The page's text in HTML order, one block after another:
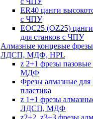
ER40 цанги
с ЧПУ
EOC25 (OZ25)
для станков с ЧПУ
Алмазные концевые фрезы
ЛДСП, МДФ, HPL
z 2+1 фрезы пазовые
МДФ
Фрезы алмазные для
пластика
z 1+1 фрезы
ЛДСП, МДФ
z2+2, z3+3 фрезы